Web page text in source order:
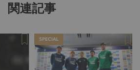
関連記事
SPECIAL